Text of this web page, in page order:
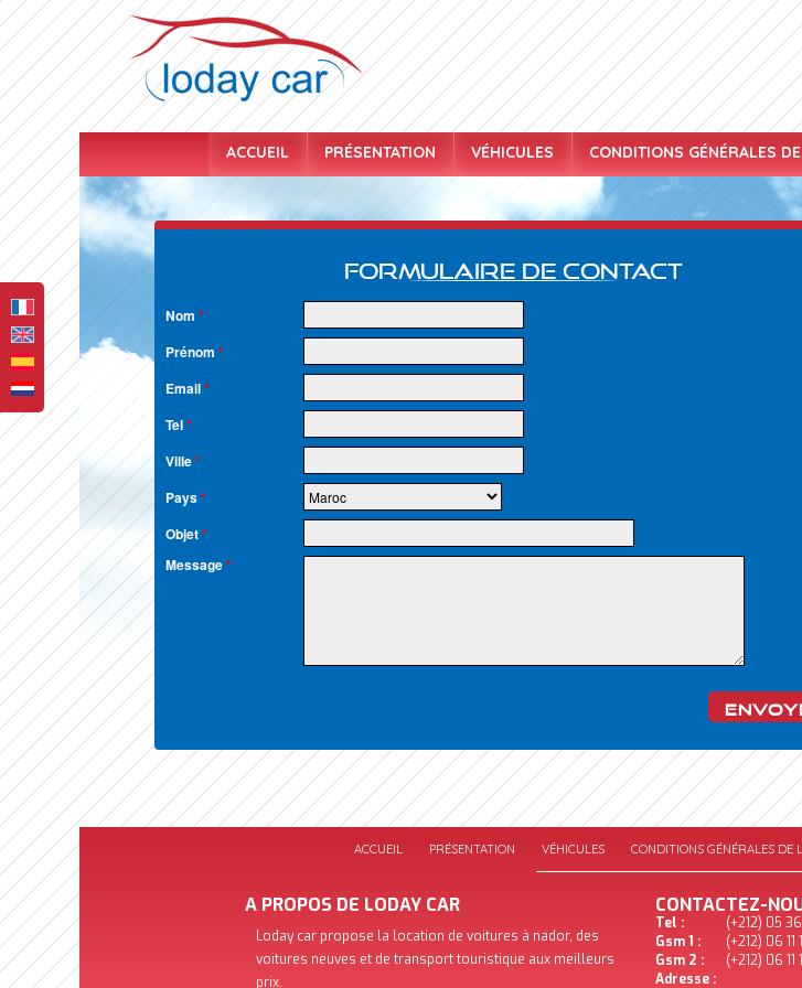
ACCUEIL PRÉSENTATION VÉHICULES CONDITIONS GÉNÉRALES
Formulaire de contact
Nom *
Prénom *
Email*
Tel*
Ville*
Pays*
Objet*
Message*
ACCUEIL PRÉSENTATION VÉHICULES CONDITIONS GÉNÉRALES DE
A PROPOS DE LODAY CAR
Loday car propose la location de voitures à nador, des
voitures neuves et de transport touristique aux meilleurs
prix.
CONTACTEZ-
Tel :
(+212) 05
Gsm 1 :
(+212) 06 11
Gsm 2 :
(+212) 06 11
Adresse :